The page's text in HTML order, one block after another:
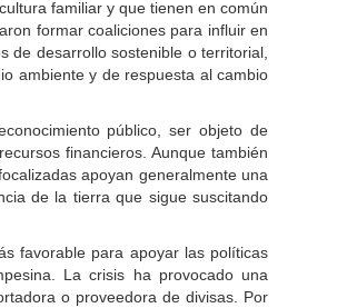
familiar y que tienen en común
formar coaliciones para influir en
de desarrollo sostenible o territorial,
ambiente y de respuesta al cambio
público, ser objeto de
financieros. Aunque también
apoyan generalmente una
de la tierra que sigue suscitando
favorable para apoyar las políticas
La crisis ha provocado una
o proveedora de divisas. Por